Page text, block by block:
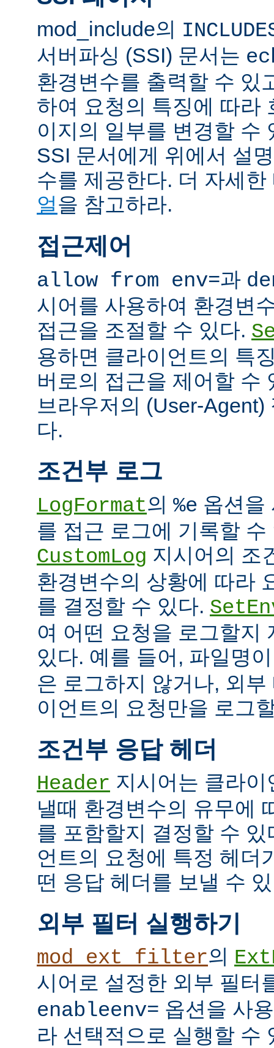
mod_include의
서버파싱 (SSI) 문서는
환경변수를 출력할 수 있
하여 요청의 특징에 따라
이지의 일부를 변경할 수
SSI 문서에게 위에서 설
수를 제공한다. 더 자세
얼을 참고하라.
접근제어
allow from env=과
시어를 사용하여 환경변
접근을 조절할 수 있다.
용하면 클라이언트의 특
버로의 접근을 제어할 수
브라우저의 (User-
다.
조건부 로그
LogFormat의 %e 옵션을
를 접근 로그에 기록할 수
CustomLog 지시어의 조
환경변수의 상황에 따라
를 결정할 수 있다.
여 어떤 요청을 로그할지
있다. 예를 들어, 파일명
은 로그하지 않거나, 외
이언트의 요청만을 로그
조건부 응답 헤더
Header 지시어는 클라
낼때 환경변수의 유무에
를 포함할지 결정할 수
언트의 요청에 특정 헤더
떤 응답 헤더를 보낼 수
외부 필터 실행하기
mod_ext_filter의
시어로 설정한 외부 필터
enableenv= 옵션을 사
라 선택적으로 실행할 수